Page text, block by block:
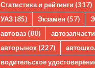
Статистика и рейтинги (317)
УАЗ (85) Экзамен (57)
автоваз (88) автозапчасти
авторынок (227)
водительское